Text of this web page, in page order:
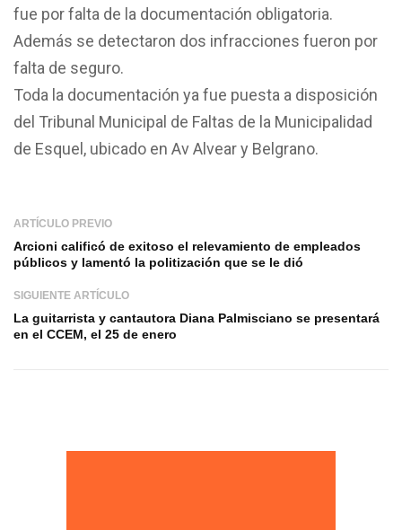
fue por falta de la documentación obligatoria.
Además se detectaron dos infracciones fueron por
falta de seguro.
Toda la documentación ya fue puesta a disposición
del Tribunal Municipal de Faltas de la Municipalidad
de Esquel, ubicado en Av Alvear y Belgrano.
ARTÍCULO PREVIO
Arcioni calificó de exitoso el relevamiento de empleados
públicos y lamentó la politización que se le dió
SIGUIENTE ARTÍCULO
La guitarrista y cantautora Diana Palmisciano se presentará
en el CCEM, el 25 de enero